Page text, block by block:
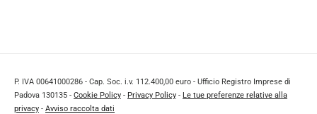
P. IVA 00641000286 - Cap. Soc. i.v. 112.400,00 euro - Ufficio Registro Imprese di
Padova 130135 - Cookie Policy - Privacy Policy - Le tue preferenze relative alla
privacy - Avviso raccolta dati